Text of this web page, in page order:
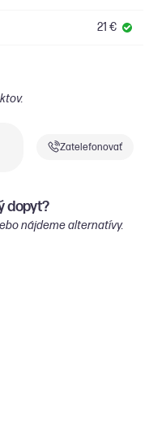
21 €
Zatelefonovať
dopyt?
nájdeme alternatívy.